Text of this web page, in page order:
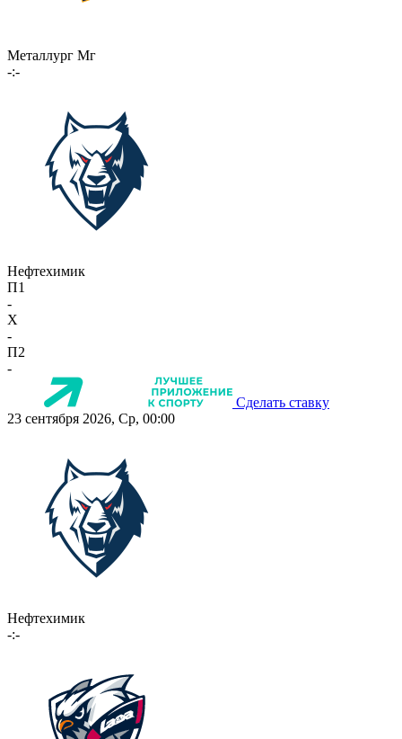
Металлург Мг
-:-
Нефтехимик
П1
-
X
-
П2
-
Сделать ставку
23 сентября 2026, Ср, 00:00
Нефтехимик
-:-